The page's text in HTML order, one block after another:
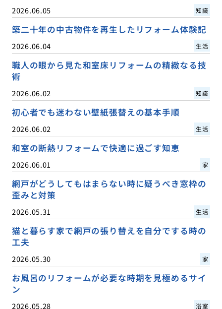
2026.06.05 知識
築二十年の中古物件を再生したリフォーム体験記
2026.06.04 生活
職人の眼から見た和室床リフォームの精緻なる技
術
2026.06.02 知識
初心者でも迷わない壁紙張替えの基本手順
2026.06.02 生活
和室の断熱リフォームで快適に過ごす知恵
2026.06.01 家
網戸がどうしてもはまらない時に疑うべき窓枠の
歪みと対策
2026.05.31 生活
猫と暮らす家で網戸の張り替えを自分でする時の
工夫
2026.05.30 家
お風呂のリフォームが必要な時期を見極めるサイ
ン
2026.05.28 浴室